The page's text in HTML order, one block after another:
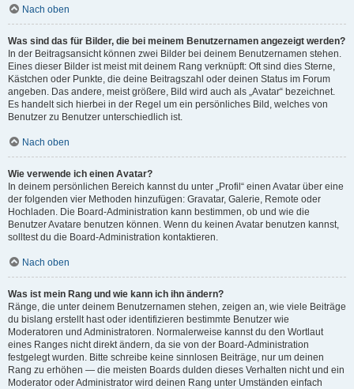
Nach oben
Was sind das für Bilder, die bei meinem Benutzernamen angezeigt werden?
In der Beitragsansicht können zwei Bilder bei deinem Benutzernamen stehen.
Eines dieser Bilder ist meist mit deinem Rang verknüpft: Oft sind dies Sterne,
Kästchen oder Punkte, die deine Beitragszahl oder deinen Status im Forum
angeben. Das andere, meist größere, Bild wird auch als „Avatar“ bezeichnet.
Es handelt sich hierbei in der Regel um ein persönliches Bild, welches von
Benutzer zu Benutzer unterschiedlich ist.
Nach oben
Wie verwende ich einen Avatar?
In deinem persönlichen Bereich kannst du unter „Profil“ einen Avatar über eine
der folgenden vier Methoden hinzufügen: Gravatar, Galerie, Remote oder
Hochladen. Die Board-Administration kann bestimmen, ob und wie die
Benutzer Avatare benutzen können. Wenn du keinen Avatar benutzen kannst,
solltest du die Board-Administration kontaktieren.
Nach oben
Was ist mein Rang und wie kann ich ihn ändern?
Ränge, die unter deinem Benutzernamen stehen, zeigen an, wie viele Beiträge
du bislang erstellt hast oder identifizieren bestimmte Benutzer wie
Moderatoren und Administratoren. Normalerweise kannst du den Wortlaut
eines Ranges nicht direkt ändern, da sie von der Board-Administration
festgelegt wurden. Bitte schreibe keine sinnlosen Beiträge, nur um deinen
Rang zu erhöhen — die meisten Boards dulden dieses Verhalten nicht und ein
Moderator oder Administrator wird deinen Rang unter Umständen einfach